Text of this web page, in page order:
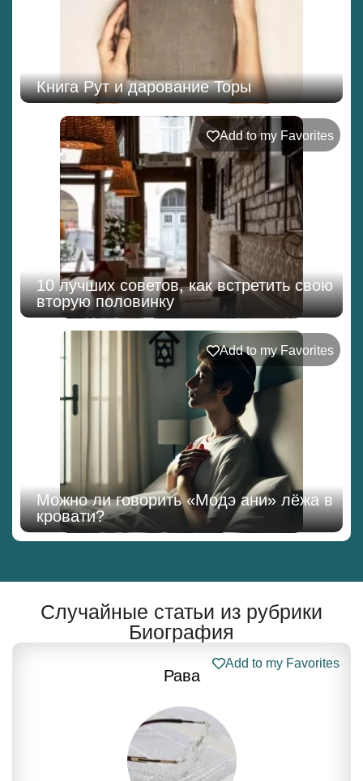
Книга Рут и дарование Торы
Add to my Favorites
10 лучших советов, как встретить свою
вторую половинку
Add to my Favorites
Можно ли говорить «Модэ ани» лёжа в
кровати?
Случайные статьи из рубрики
Биография
Рава
Add to my Favorites